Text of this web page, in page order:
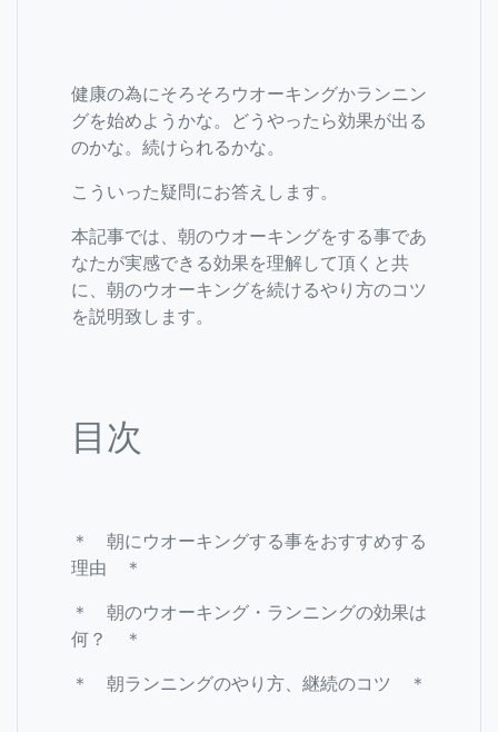
健康の為にそろそろウオーキングかランニン
グを始めようかな。どうやったら効果が出る
のかな。続けられるかな。
こういった疑問にお答えします。
本記事では、朝のウオーキングをする事であ
なたが実感できる効果を理解して頂くと共
に、朝のウオーキングを続けるやり方のコツ
を説明致します。
目次
＊ 朝にウオーキングする事をおすすめする
理由 ＊
＊ 朝のウオーキング・ランニングの効果は
何？ ＊
＊ 朝ランニングのやり方、継続のコツ ＊